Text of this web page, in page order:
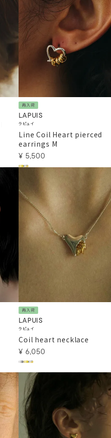
再入荷
LAPUIS
ラピュイ
Line Coil Heart pierced
earrings M
¥ 5,500
再入荷
LAPUIS
ラピュイ
Coil heart necklace
¥ 6,050